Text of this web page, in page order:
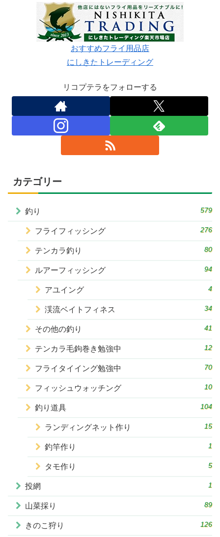
おすすめフライ用品店
にしきたトレーディング
リコプテラをフォローする
カテゴリー
釣り 579
フライフィッシング 276
テンカラ釣り 80
ルアーフィッシング 94
アユイング 4
渓流ベイトフィネス 34
その他の釣り 41
テンカラ毛鉤巻き勉強中 12
フライタイイング勉強中 70
フィッシュウォッチング 10
釣り道具 104
ランディングネット作り 15
釣竿作り 1
タモ作り 5
投網 1
山菜採り 89
きのこ狩り 126